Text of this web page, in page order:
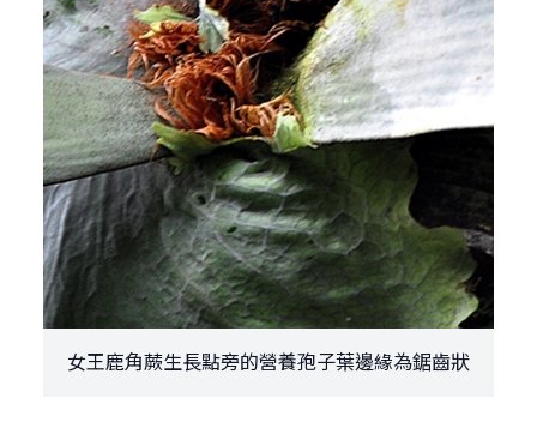
女王鹿角蕨生長點旁的營養孢子葉邊緣為鋸齒狀